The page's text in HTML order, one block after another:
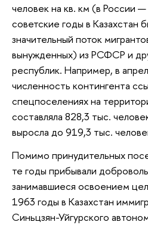
человек на кв. км (в России
советские годы в Казахстан
значительный поток
вынужденных) из РСФСР и
республик. Например, в
численность контингента
спецпоселениях на
составляла 828,3 тыс.
выросла до 919,3 тыс.
Помимо принудительных
те годы прибывали
занимавшиеся освоением
1963 годы в Казахстан
Синьцзян-Уйгурского